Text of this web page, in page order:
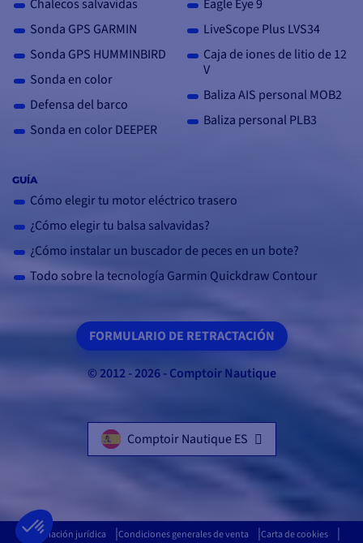
Chalecos salvavidas
Sonda GPS GARMIN
Sonda GPS HUMMINBIRD
Sonda en color
Defensa del barco
Sonda en color DEEPER
Eagle Eye 9
LiveScope Plus LVS34
Caja de iones de litio de 12
V
Baliza AIS personal MOB2
Baliza personal PLB3
GUÍA
Cómo elegir tu motor eléctrico trasero
¿Cómo elegir tu balsa salvavidas?
¿Cómo instalar un buscador de peces en un bote?
Todo sobre la tecnología Garmin Quickdraw Contour
FORMULARIO DE RETRACTACIÓN
© 2012 - 2026 - Comptoir Nautique
Comptoir Nautique ES
Información jurídica Condiciones generales de venta Carta de cookies